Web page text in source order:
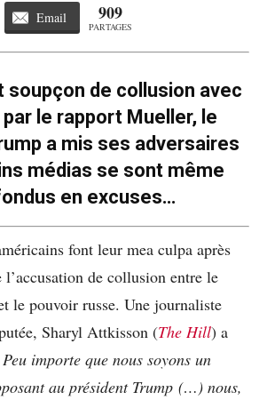
Email 909
PARTAGES
soupçon de collusion avec
par le rapport Mueller, le
a mis ses adversaires
médias se sont même
en excuses…
font leur mea culpa après
l’accusation de collusion entre le
le pouvoir russe. Une journaliste
Sharyl Attkisson (The Hill) a
Peu importe que nous soyons un
au président Trump (…) nous,